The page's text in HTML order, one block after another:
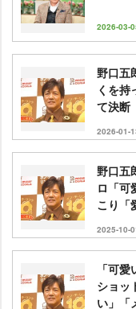
2026-03-
野口五
くを持
て決断
2026-01-
野口五
ロ「可
こり「
2025-10-
「可
ショッ
い」「